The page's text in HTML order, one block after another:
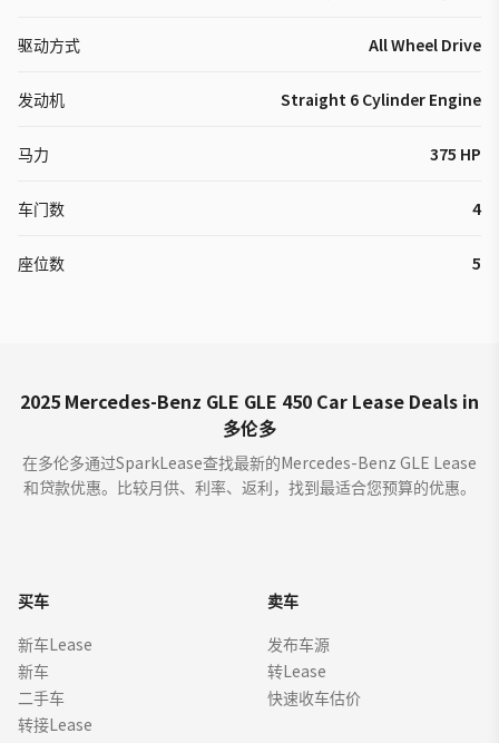
驱动方式 All Wheel Drive
发动机 Straight 6 Cylinder Engine
马力 375 HP
车门数 4
座位数 5
2025 Mercedes-Benz GLE GLE 450 Car Lease Deals in
多伦多
在多伦多通过SparkLease查找最新的Mercedes-Benz GLE Lease
和贷款优惠。比较月供、利率、返利，找到最适合您预算的优惠。
买车
新车Lease
新车
二手车
转接Lease
卖车
发布车源
转Lease
快速收车估价